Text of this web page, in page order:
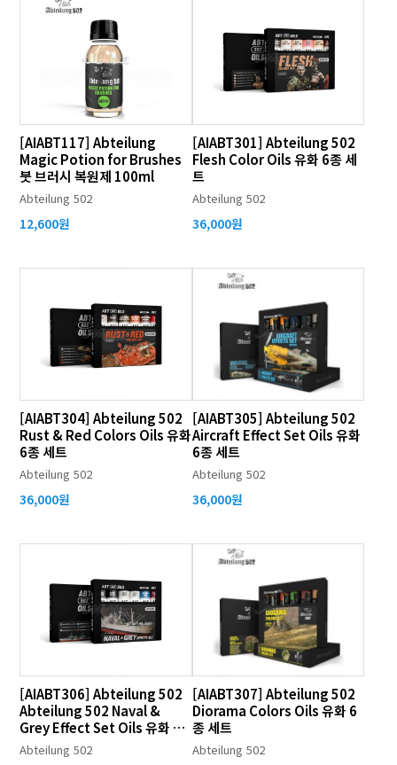
[AIABT117] Abteilung
Magic Potion for Brushes
붓 브러시 복원제 100ml
Abteilung 502
12,600원
[AIABT301] Abteilung 502
Flesh Color Oils 유화 6종 세
트
Abteilung 502
36,000원
[AIABT304] Abteilung 502
Rust & Red Colors Oils 유화
6종 세트
Abteilung 502
36,000원
[AIABT305] Abteilung 502
Aircraft Effect Set Oils 유화
6종 세트
Abteilung 502
36,000원
[AIABT306] Abteilung 502
Abteilung 502 Naval &
Grey Effect Set Oils 유화 6
종 세트
Abteilung 502
[AIABT307] Abteilung 502
Diorama Colors Oils 유화 6
종 세트
Abteilung 502